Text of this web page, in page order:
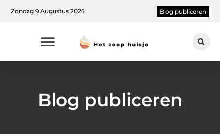
Zondag 9 Augustus 2026 Blog publiceren
Blog publiceren